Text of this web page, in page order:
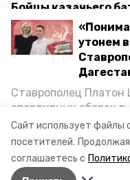
Сайт использует файлы
посетителей.
соглашаетесь с
утонем
Ставрополец Платон
спортивных сборах
Каспийском море
возвращении домой,
пригласили в
наградили.
Бойцы казачьего
сражаются
участие в СВО
Вопросы
решаются в
Петровского округа
поддержка
волонтёрский штаб